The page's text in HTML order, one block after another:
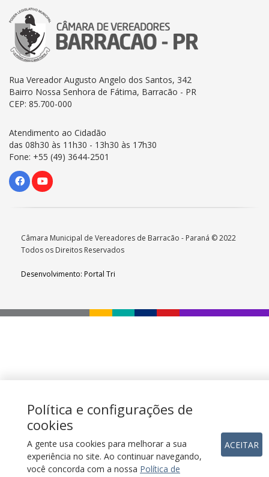
Rua Vereador Augusto Angelo dos Santos, 342
Bairro Nossa Senhora de Fátima, Barracão - PR
CEP: 85.700-000
Atendimento ao Cidadão
das 08h30 às 11h30 - 13h30 às 17h30
Fone: +55 (49) 3644-2501
Câmara Municipal de Vereadores de Barracão - Paraná © 2022
Todos os Direitos Reservados
Desenvolvimento: Portal Tri
Política e configurações de
cookies
A gente usa cookies para melhorar a sua
experiência no site. Ao continuar navegando,
você concorda com a nossa Política de
ACEITAR